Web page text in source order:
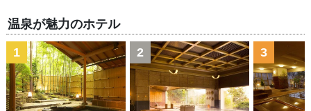
温泉が魅力のホテル
1 2 3